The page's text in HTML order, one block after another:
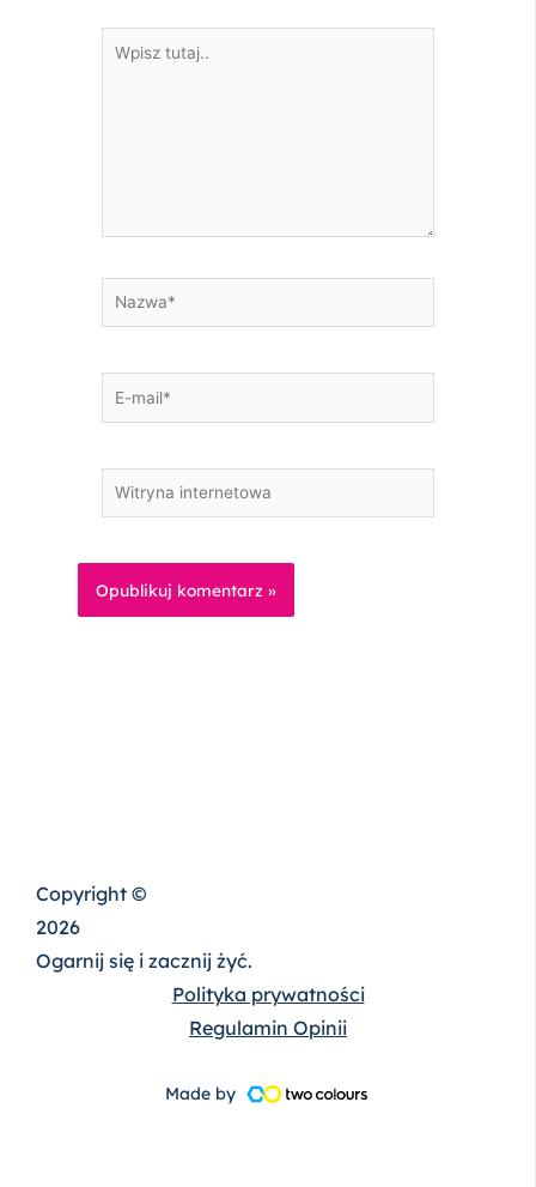
tutaj..
mail*
internetowa
Copyright ©
2026
Ogarnij się i zacznij żyć.
Polityka prywatności
Regulamin Opinii
Made by